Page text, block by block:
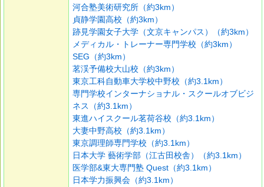
河合塾美術研究所（約3km）
貞静学園高校（約3km）
跡見学園女子大学（文京キャンパス）（約3km）
メディカル・トレーナー専門学校（約3km）
SEG（約3km）
茗渓予備校大山校（約3km）
東京工科自動車大学校中野校（約3.1km）
専門学校インターナショナル・スクールオブビジ
ネス（約3.1km）
東進ハイスクール茗荷谷校（約3.1km）
大妻中野高校（約3.1km）
東京調理師専門学校（約3.1km）
日本大学 藝術学部（江古田校舎）（約3.1km）
医学部&東大専門塾 Quest（約3.1km）
日本学力振興会（約3.1km）